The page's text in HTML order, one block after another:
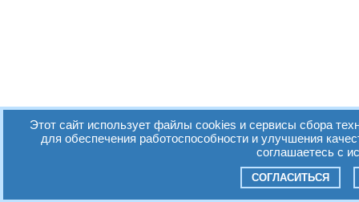
Этот сайт использует файлы cookies и сервисы сбора
для обеспечения работоспособности и улучшения
соглашаетесь с
СОГЛАСИТЬСЯ